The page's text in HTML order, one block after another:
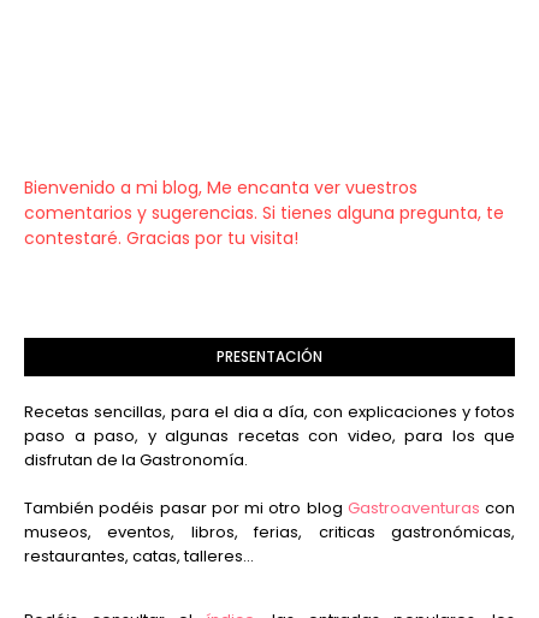
Bienvenido a mi blog, Me encanta ver vuestros
comentarios y sugerencias. Si tienes alguna pregunta, te
contestaré. Gracias por tu visita!
PRESENTACIÓN
Recetas sencillas, para el dia a día, con explicaciones y fotos
paso a paso, y algunas recetas con video, para los que
disfrutan de la Gastronomía.
También podéis pasar por mi otro blog Gastroaventuras con
museos, eventos, libros, ferias, criticas gastronómicas,
restaurantes, catas, talleres...